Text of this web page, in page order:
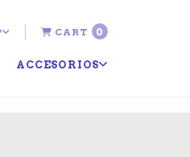
CART 0
ACCESORIOS